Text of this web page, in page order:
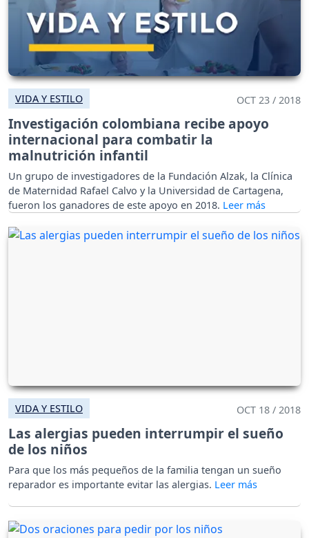
VIDA Y ESTILO OCT 23 / 2018
Investigación colombiana recibe apoyo
internacional para combatir la
malnutrición infantil
Un grupo de investigadores de la Fundación Alzak, la Clínica
de Maternidad Rafael Calvo y la Universidad de Cartagena,
fueron los ganadores de este apoyo en 2018.
VIDA Y ESTILO OCT 18 / 2018
Las alergias pueden interrumpir el sueño
de los niños
Para que los más pequeños de la familia tengan un sueño
reparador es importante evitar las alergias.